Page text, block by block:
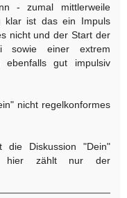
- zumal mittlerweile
klar ist das ein Impuls
nicht und der Start der
einer extrem
ebenfalls gut impulsiv
nicht regelkonformes
die Diskussion "Dein"
hier zählt nur der